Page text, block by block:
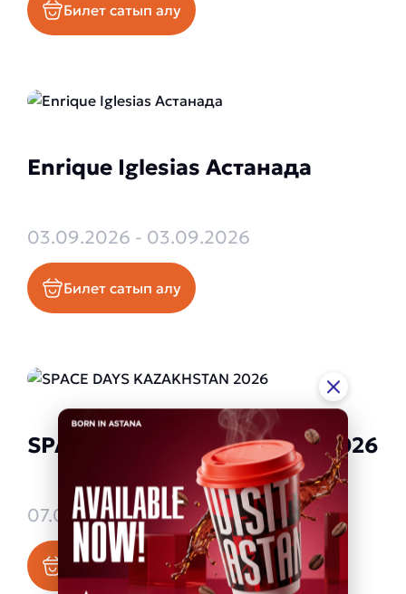
Билет сатып алу
Enrique Iglesias Астанада
03.09.2026 - 03.09.2026
Билет сатып алу
SPACE DAYS KAZAKHSTAN 2026
07.09.2026 - 09.09.2026
Билет сатып алу